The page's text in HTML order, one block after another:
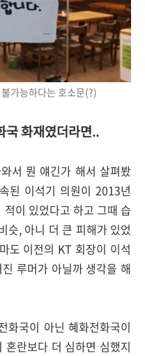
가능하다는 호소문(?)
국 화재였더라면..
서 뭔 얘긴가 해서 살펴봤
된 이석기 의원이 2013년
이 있었다고 하고 그때 습
슷, 아니 더 큰 피해가 있었
도 이전의 KT 회장이 이석
루머가 아닐까 생각을 해
화국이 아닌 혜화전화국이
란보다 더 심하면 심했지